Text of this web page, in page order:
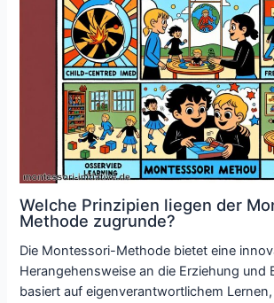
Welche Prinzipien liegen der
Methode zugrunde?
Die Montessori-Methode bietet eine
Herangehensweise an die Erziehung und
basiert auf eigenverantwortlichem